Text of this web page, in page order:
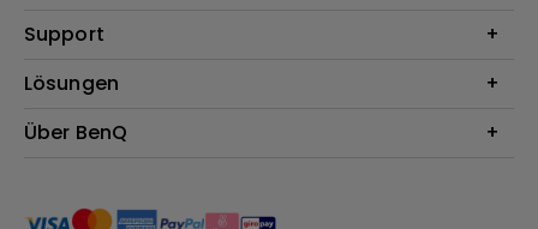
Beamer
Lampen
Webcams
Support
Kontakt
Reparaturservice
Onlineshop FAQ
Lösungen
Für Unternehmen
Über BenQ
Nachhaltigkeit